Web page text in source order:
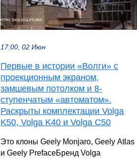
17:00, 02 Июн
Первые в истории «Волги» с
проекционным экраном,
замшевым потолком и 8-
ступенчатым «автоматом».
Раскрыты комплектации Volga
K50, Volga K40 и Volga C50
Это клоны Geely Monjaro, Geely Atlas
и Geely PrefaceБренд Volga